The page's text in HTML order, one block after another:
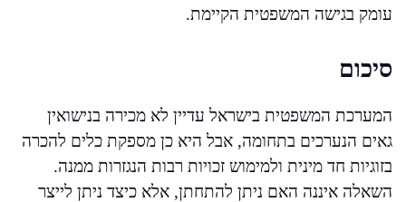
עומק בגישה המשפטית הקיימת.
סיכום
המערכת המשפטית בישראל עדיין לא מכירה בנישואין
גאים הנערכים בתחומה, אבל היא כן מספקת כלים להכרה
בזוגיות חד מינית ולמימוש זכויות רבות הנגזרות ממנה.
השאלה איננה האם ניתן להתחתן, אלא כיצד ניתן לייצר